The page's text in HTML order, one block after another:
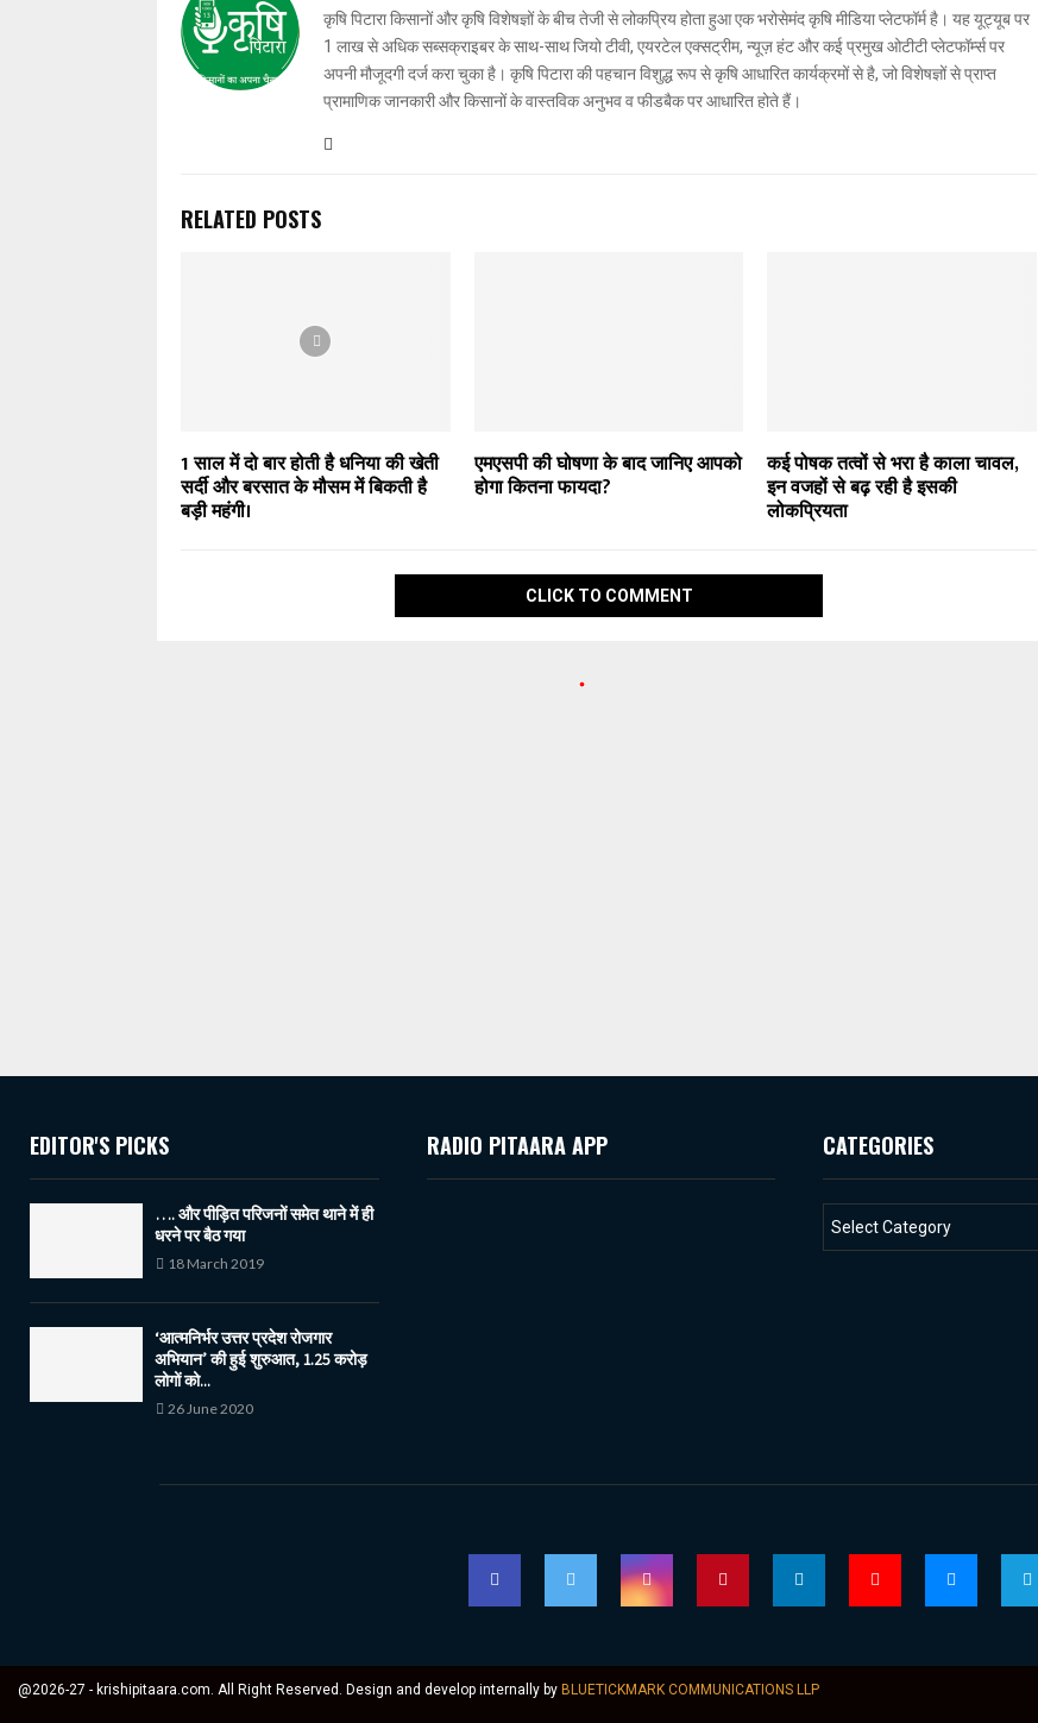
कृषि पिटारा किसानों और कृषि विशेषज्ञों के बीच तेजी से लोकप्रिय होता हुआ एक भरोसेमंद कृषि मीडिया प्लेटफॉर्म है। यह यूट्यूब पर
1 लाख से अधिक सब्सक्राइबर के साथ-साथ जियो टीवी, एयरटेल एक्सट्रीम, न्यूज़ हंट और कई प्रमुख ओटीटी प्लेटफॉर्म्स पर
अपनी मौजूदगी दर्ज करा चुका है। कृषि पिटारा की पहचान विशुद्ध रूप से कृषि आधारित कार्यक्रमों से है, जो विशेषज्ञों से प्राप्त
प्रामाणिक जानकारी और किसानों के वास्तविक अनुभव व फीडबैक पर आधारित होते हैं।
RELATED POSTS
1 साल में दो बार होती है धनिया की खेती
सर्दी और बरसात के मौसम में बिकती है
बड़ी महंगी।
एमएसपी की घोषणा के बाद जानिए आपको
होगा कितना फायदा?
कई पोषक तत्वों से भरा है काला चावल,
इन वजहों से बढ़ रही है इसकी
लोकप्रियता
CLICK TO COMMENT
EDITOR'S PICKS
…. और पीड़ित परिजनों समेत थाने में ही
धरने पर बैठ गया
18 March 2019
‘आत्मनिर्भर उत्तर प्रदेश रोजगार
अभियान’ की हुई शुरुआत, 1.25 करोड़
लोगों को...
26 June 2020
RADIO PITAARA APP CATEGORIES
@2026-27 - krishipitaara.com. All Right Reserved. Design and develop internally by BLUETICKMARK COMMUNICATIONS LLP